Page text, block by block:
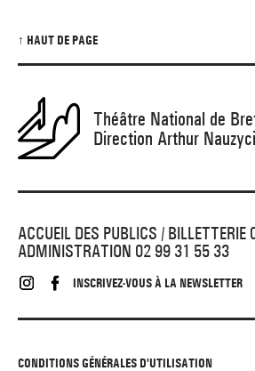
↑ HAUT DE PAGE
Théâtre National de
Direction Arthur
ACCUEIL DES PUBLICS /
ADMINISTRATION 02 99 31 55 33
INSCRIVEZ-VOUS À LA NEWSLETTER
CONDITIONS GÉNÉRALES D'UTILISATION